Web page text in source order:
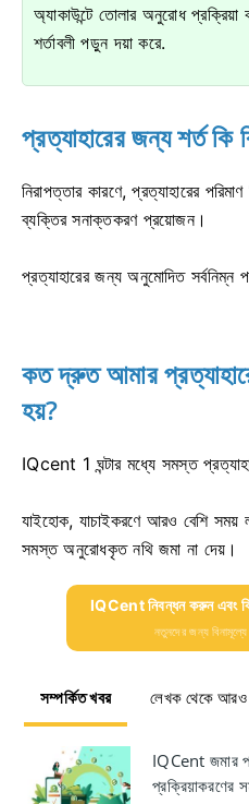
অ্যাকাউন্টে তোলার অনুরোধ
শর্তাবলী পড়ুন দয়া করে.
প্রত্যাহারের জন্য শর্ত কি
নিরাপত্তার কারণে, প্রত্যাহারের
ব্যক্তির সনাক্তকরণ প্রয়োজন।
প্রত্যাহারের জন্য অনুমোদিত সর্বনিম্ন
কত দ্রুত আমার
হয়?
IQcent 1 ঘন্টার মধ্যে সমস্ত
যাইহোক, যাচাইকরণে আরও বেশি সময়
সমস্ত অনুরোধকৃত নথি জমা না দেয়।
IQCent নিবন্ধন করুন এবং
নতুনদের জন্য
সম্পর্কিত খবর লেখক থেকে আরও
IQCent জমার
প্রক্রিয়াকরণের